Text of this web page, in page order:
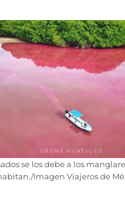
se los debe a los
Imagen Viajeros de